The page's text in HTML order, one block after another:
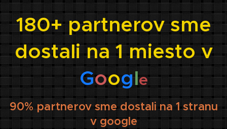
180+ partnerov sme
dostali na 1 miesto v
Google
90% partnerov sme dostali na 1 stranu
v google